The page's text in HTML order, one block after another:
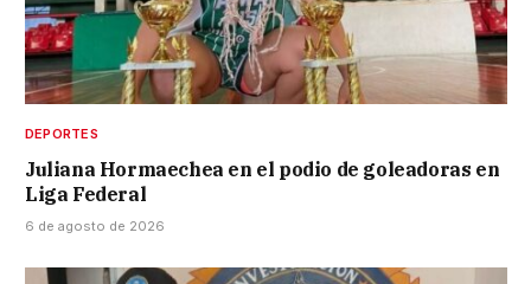
DEPORTES
Juliana Hormaechea en el podio de goleadoras en
Liga Federal
6 de agosto de 2026